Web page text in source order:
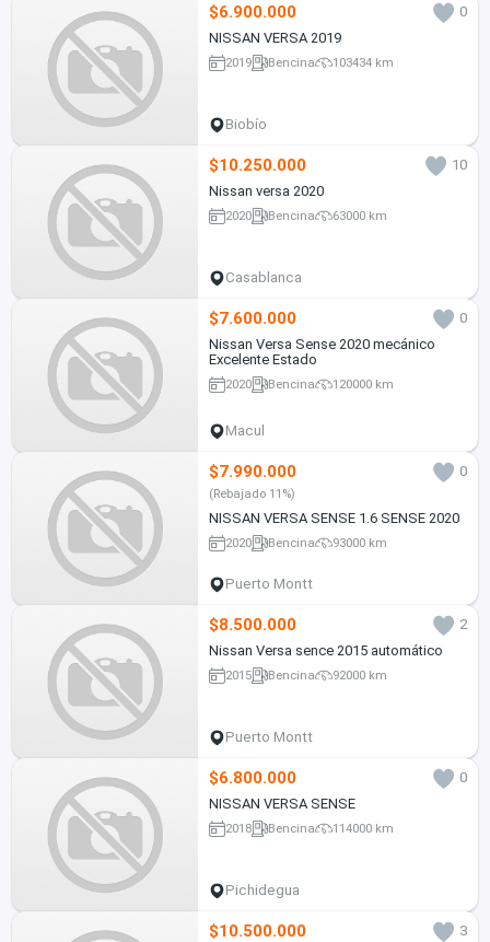
$6.900.000
0
NISSAN VERSA 2019
2019 Bencina 103434 km
Biobío
$10.250.000
10
Nissan versa 2020
2020 Bencina 63000 km
Casablanca
$7.600.000
0
Nissan Versa Sense 2020 mecánico
Excelente Estado
2020 Bencina 120000 km
Macul
$7.990.000 0
(Rebajado 11%)
NISSAN VERSA SENSE 1.6 SENSE 2020
2020 Bencina 93000 km
Puerto Montt
$8.500.000
2
Nissan Versa sence 2015 automático
2015 Bencina 92000 km
Puerto Montt
$6.800.000
0
NISSAN VERSA SENSE
2018 Bencina 114000 km
Pichidegua
$10.500.000
3